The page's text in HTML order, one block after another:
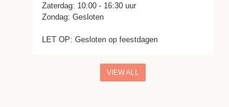
Zaterdag: 10:00 - 16:30 uur
Zondag: Gesloten
LET OP: Gesloten op feestdagen
VIEW ALL